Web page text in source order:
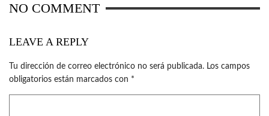
NO COMMENT
LEAVE A REPLY
Tu dirección de correo electrónico no será publicada. Los campos
obligatorios están marcados con *